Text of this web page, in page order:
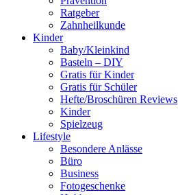
Ratgeber
Zahnheilkunde
Kinder
Baby/Kleinkind
Basteln – DIY
Gratis für Kinder
Gratis für Schüler
Hefte/Broschüren Reviews
Kinder
Spielzeug
Lifestyle
Besondere Anlässe
Büro
Business
Fotogeschenke